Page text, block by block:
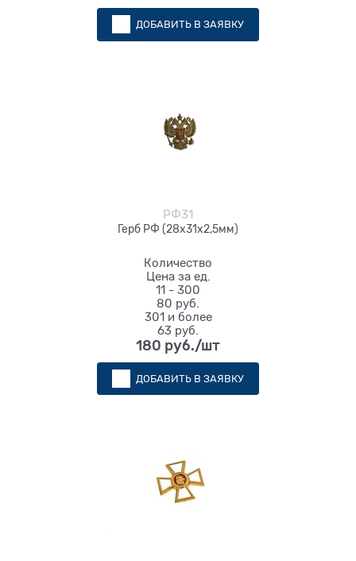
ДОБАВИТЬ В ЗАЯВКУ
РФ31
Герб РФ (28х31х2,5мм)
Количество
Цена за ед.
11 - 300
80 руб.
301 и более
63 руб.
180 руб./шт
ДОБАВИТЬ В ЗАЯВКУ